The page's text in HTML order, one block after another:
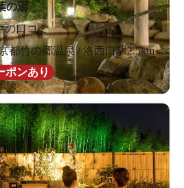
の湯
の口コミ
都竹の郷温泉 / 洛西口駅2.5km
ポンあり